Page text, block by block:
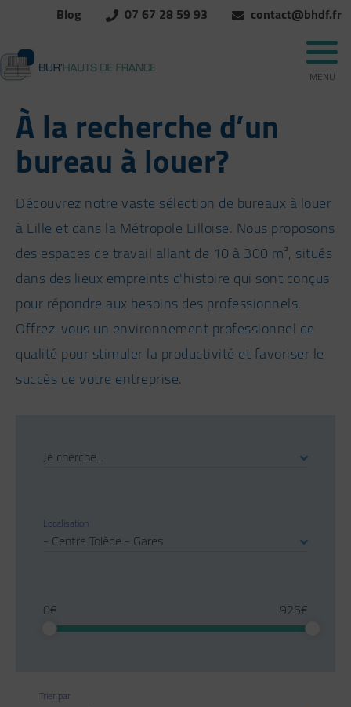
Blog 07 67 28 59 93 contact@bhdf.fr
MENU
À la recherche d’un
bureau à louer?
Découvrez notre vaste sélection de bureaux à louer
à Lille et dans la Métropole Lilloise. Nous proposons
des espaces de travail allant de 10 à 300 m², situés
dans des lieux empreints d'histoire qui sont conçus
pour répondre aux besoins des professionnels.
Offrez-vous un environnement professionnel de
qualité pour stimuler la productivité et favoriser le
succès de votre entreprise.
Je cherche...
Localisation
0€ 925€
Trier par